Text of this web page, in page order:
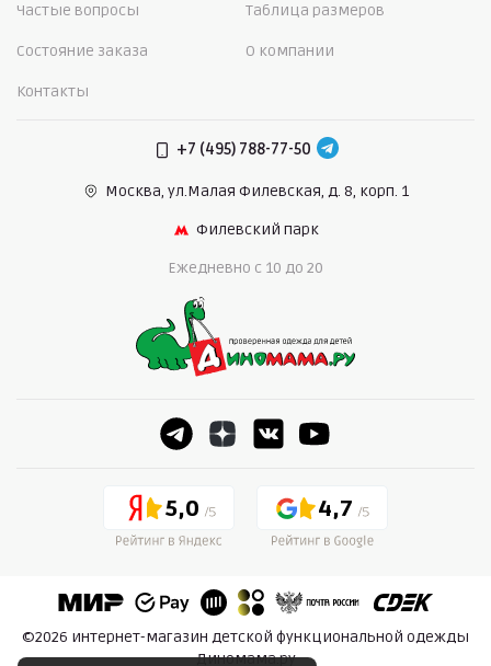
Частые вопросы Таблица размеров
Состояние заказа О компании
Контакты
+7 (495) 788-77-50
Москва, ул.Малая Филевская, д. 8, корп. 1
Филевский парк
Ежедневно c 10 до 20
5,0 4,7
©2026 интернет-магазин детской функциональной одежды
Диномама.ру